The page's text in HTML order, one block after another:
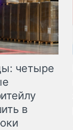
четыре
в